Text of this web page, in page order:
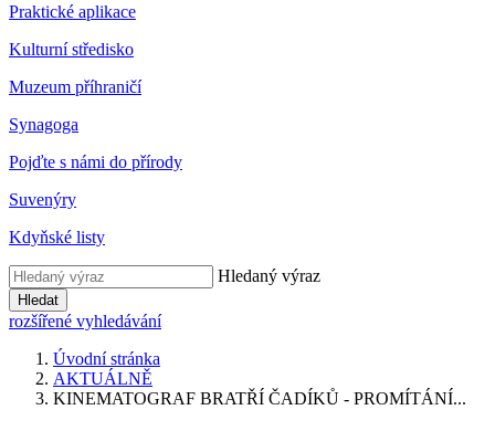
Praktické aplikace
Kulturní středisko
Muzeum příhraničí
Synagoga
Pojďte s námi do přírody
Suvenýry
Kdyňské listy
Hledaný výraz
Hledat
rozšířené vyhledávání
Úvodní stránka
AKTUÁLNĚ
KINEMATOGRAF BRATŘÍ ČADÍKŮ - PROMÍTÁNÍ...